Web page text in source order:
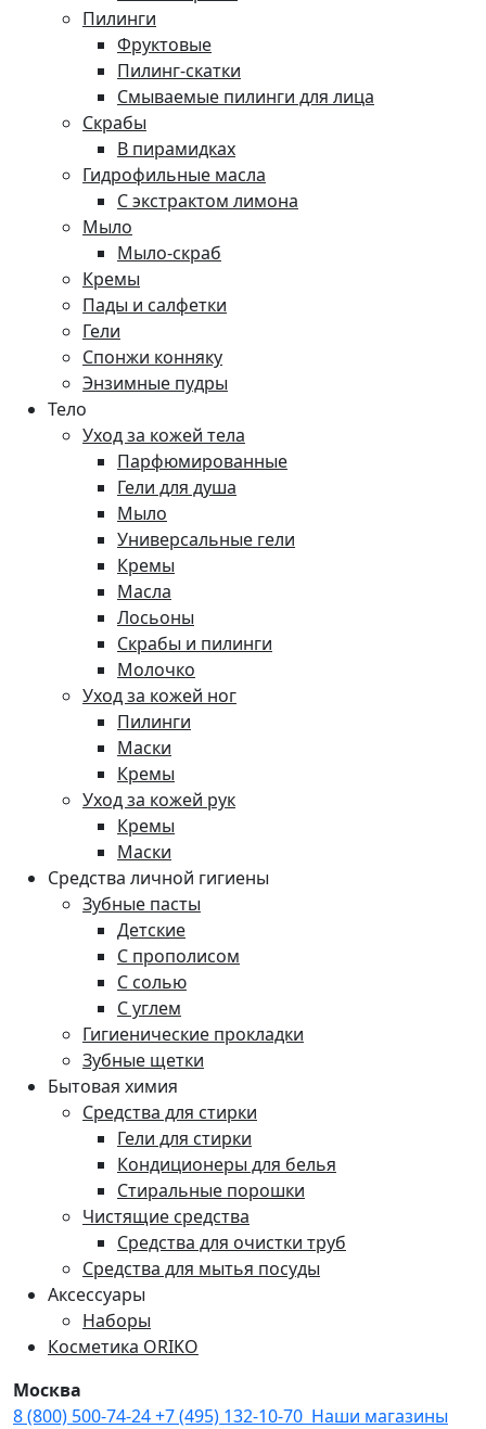
Пилинги
Фруктовые
Пилинг-скатки
Смываемые пилинги для лица
Скрабы
В пирамидках
Гидрофильные масла
С экстрактом лимона
Мыло
Мыло-скраб
Кремы
Пады и салфетки
Гели
Спонжи конняку
Энзимные пудры
Тело
Уход за кожей тела
Парфюмированные
Гели для душа
Мыло
Универсальные гели
Кремы
Масла
Лосьоны
Скрабы и пилинги
Молочко
Уход за кожей ног
Пилинги
Маски
Кремы
Уход за кожей рук
Кремы
Маски
Средства личной гигиены
Зубные пасты
Детские
С прополисом
С солью
С углем
Гигиенические прокладки
Зубные щетки
Бытовая химия
Средства для стирки
Гели для стирки
Кондиционеры для белья
Стиральные порошки
Чистящие средства
Средства для очистки труб
Средства для мытья посуды
Аксессуары
Наборы
Косметика ORIKO
Москва
8 (800) 500-74-24+7 (495) 132-10-70 Наши магазины